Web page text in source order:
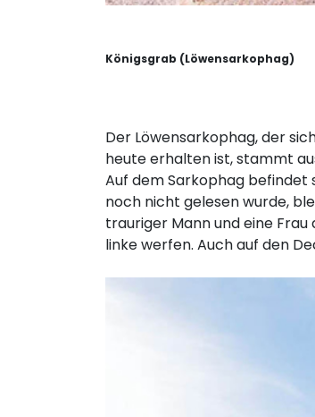
Königsgrab (Löwensarkophag)
Der Löwensarkophag, der
heute erhalten ist, stammt
Auf dem Sarkophag befindet
noch nicht gelesen wurde,
trauriger Mann und eine
linke werfen. Auch auf den